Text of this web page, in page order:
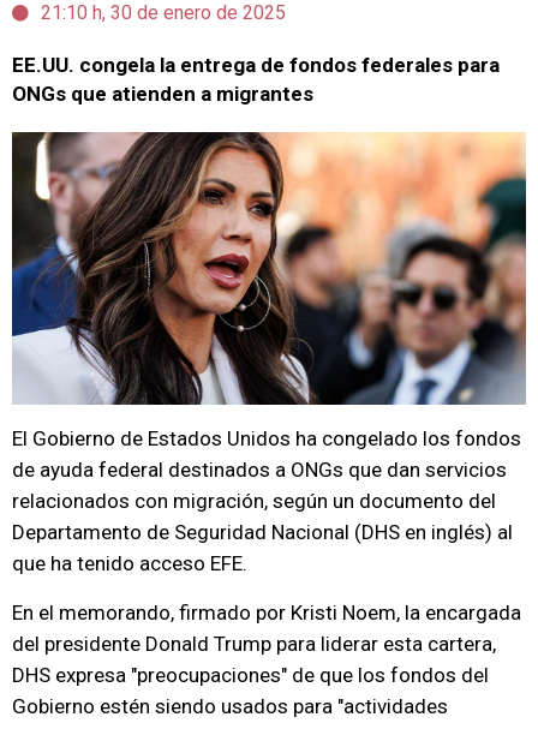
21:10 h, 30 de enero de 2025
EE.UU. congela la entrega de fondos federales para
ONGs que atienden a migrantes
El Gobierno de Estados Unidos ha congelado los fondos
de ayuda federal destinados a ONGs que dan servicios
relacionados con migración, según un documento del
Departamento de Seguridad Nacional (DHS en inglés) al
que ha tenido acceso EFE.
En el memorando, firmado por Kristi Noem, la encargada
del presidente Donald Trump para liderar esta cartera,
DHS expresa "preocupaciones" de que los fondos del
Gobierno estén siendo usados para "actividades